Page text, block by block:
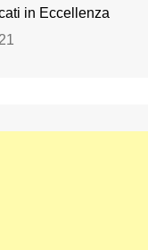
in Eccellenza